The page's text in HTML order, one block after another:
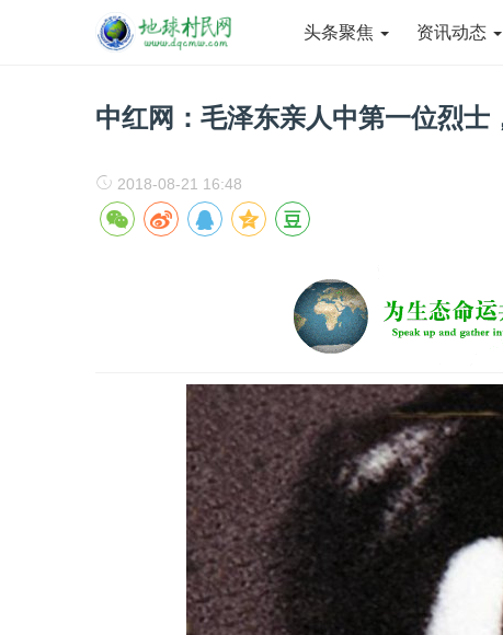
头条聚焦 资讯动态
中红网：毛泽东亲人中第一位烈
2018-08-21 16:48